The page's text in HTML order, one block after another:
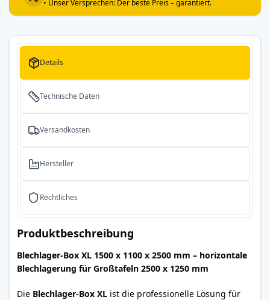
• Unser Versprechen: Der beste Preis – garantiert.
Details
Technische Daten
Versandkosten
Hersteller
Rechtliches
Produktbeschreibung
Blechlager-Box XL 1500 x 1100 x 2500 mm – horizontale
Blechlagerung für Großtafeln 2500 x 1250 mm
Die Blechlager-Box XL ist die professionelle Lösung für